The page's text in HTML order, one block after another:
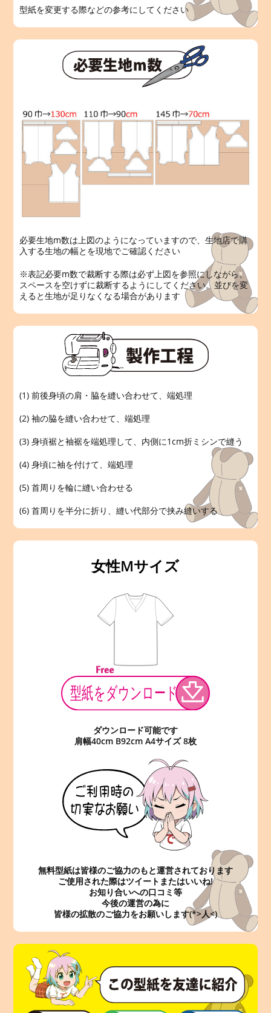
型紙を変更する際などの参考にしてください
必要生地m数は上図のようになっていますので、生地店で購
入する生地の幅とを現地でご確認ください
※表記必要m数で裁断する際は必ず上図を参照にしながら、
スペースを空けずに裁断するようにしてください。並びを変
えると生地が足りなくなる場合があります
(1) 前後身頃の肩・脇を縫い合わせて、端処理
(2) 袖の脇を縫い合わせて、端処理
(3) 身頃裾と袖裾を端処理して、内側に1cm折ミシンで縫う
(4) 身頃に袖を付けて、端処理
(5) 首周りを輪に縫い合わせる
(6) 首周りを半分に折り、縫い代部分で挟み縫いする
女性Mサイズ
ダウンロード可能です
肩幅40cm B92cm A4サイズ 8枚
無料型紙は皆様のご協力のもと運営されております
ご使用された際はツイートまたはいいね!
お知り合いへの口コミ等
今後の運営の為に
皆様の拡散のご協力をお願いします(*>人<)